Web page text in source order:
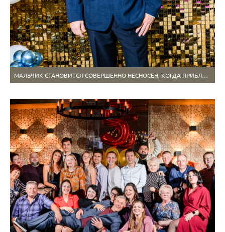
МАЛЬЧИК СТАНОВИТСЯ СОВЕРШЕННО НЕСНОСЕН, КОГДА ПРИБЛИЖАЕТСЯ К 50ТИ ГОДАМ